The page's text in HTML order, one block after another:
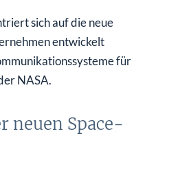
sich auf die neue
entwickelt
für
NASA.
neuen Space-